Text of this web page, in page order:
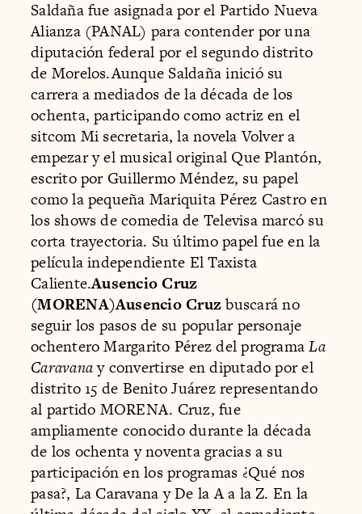
Saldaña fue asignada por el Partido Nueva
Alianza (PANAL) para contender por una
diputación federal por el segundo distrito
de Morelos.Aunque Saldaña inició su
carrera a mediados de la década de los
ochenta, participando como actriz en el
sitcom Mi secretaria, la novela Volver a
empezar y el musical original Que Plantón,
escrito por Guillermo Méndez, su papel
como la pequeña Mariquita Pérez Castro en
los shows de comedia de Televisa marcó su
corta trayectoria. Su último papel fue en la
película independiente El Taxista
Caliente.Ausencio Cruz
(MORENA)Ausencio Cruzbuscará no
seguir los pasos de su popular personaje
ochentero Margarito Pérez del programaLa
Caravanay convertirse en diputado por el
distrito 15 de Benito Juárez representando
al partido MORENA. Cruz, fue
ampliamente conocido durante la década
de los ochenta y noventa gracias a su
participación en los programas ¿Qué nos
pasa?, La Caravana y De la A a la Z. En la